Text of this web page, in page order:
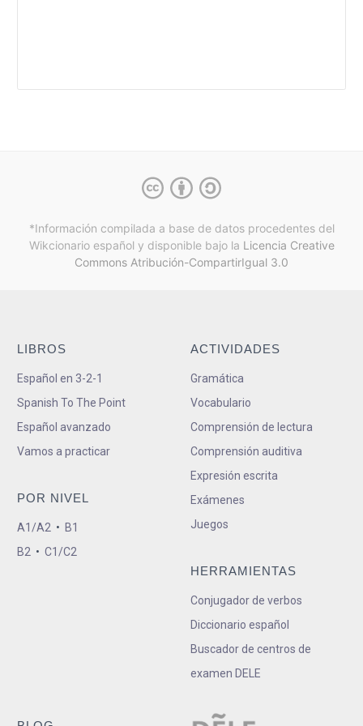
*Información compilada a base de datos procedentes del
Wikcionario español y disponible bajo la Licencia Creative
Commons Atribución-CompartirIgual 3.0
LIBROS
Español en 3-2-1
Spanish To The Point
Español avanzado
Vamos a practicar
POR NIVEL
A1/A2 • B1
B2 • C1/C2
ACTIVIDADES
Gramática
Vocabulario
Comprensión de lectura
Comprensión auditiva
Expresión escrita
Exámenes
Juegos
HERRAMIENTAS
Conjugador de verbos
Diccionario español
Buscador de centros de
examen DELE